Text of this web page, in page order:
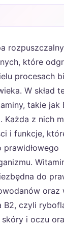
które
procesach
W skład
takie jak
Każda z nich
i funkcje,
do
oraz
B2, czyli
i oczu